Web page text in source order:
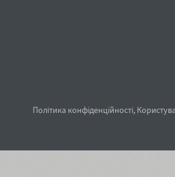
Політика конфіденційності,